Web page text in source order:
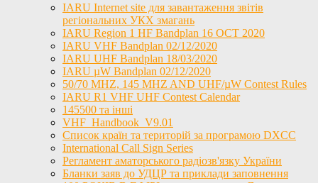
IARU Internet site для завантаження звітів
регіональних УКХ змагань
IARU Region 1 HF Bandplan 16 OCT 2020
IARU VHF Bandplan 02/12/2020
IARU UHF Bandplan 18/03/2020
IARU µW Bandplan 02/12/2020
50/70 MHZ, 145 MHZ AND UHF/µW Contest Rules
IARU R1 VHF UHF Contest Calendar
145500 та інші
VHF_Handbook_V9.01
Список країн та територій за програмою DXCC
International Call Sign Series
Регламент аматорського радіозв'язку України
Бланки заяв до УДЦР та приклади заповнення